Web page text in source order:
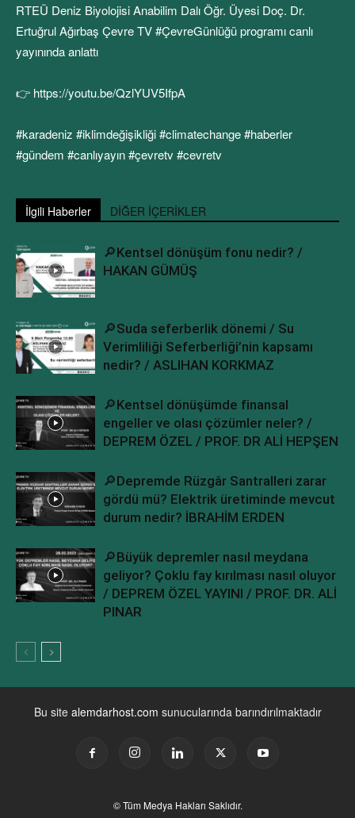
RTEÜ Deniz Biyolojisi Anabilim Dalı Öğr. Üyesi Doç. Dr.
Ertuğrul Ağırbaş Çevre TV #ÇevreGünlüğü programı canlı
yayınında anlattı
👉 https://youtu.be/QzlYUV5IfpA
#karadeniz #iklimdeğişikliği #climatechange #haberler
#gündem #canlıyayın #çevretv #cevretv
İlgili Haberler DİĞER İÇERİKLER
🔎Kentsel dönüşüm fonu nedir? /
HAKAN GÜMÜŞ
🔎Suda seferberlik dönemi / Su
Verimliliği Seferberliği’nin kapsamı
nedir? / ASLIHAN KORKMAZ
🔎Kentsel dönüşümde finansal
engeller ve olası çözümler neler? /
DEPREM ÖZEL / PROF. DR ALİ HEPŞEN
🔎Depremde Rüzgâr Santralleri zarar
gördü mü? Elektrik üretiminde mevcut
durum nedir? İBRAHİM ERDEN
🔎Büyük depremler nasıl meydana
geliyor? Çoklu fay kırılması nasıl oluyor
/ DEPREM ÖZEL YAYINI / PROF. DR. ALİ
PINAR
Bu site alemdarhost.com sunucularında barındırılmaktadır
© Tüm Medya Hakları Saklıdır.